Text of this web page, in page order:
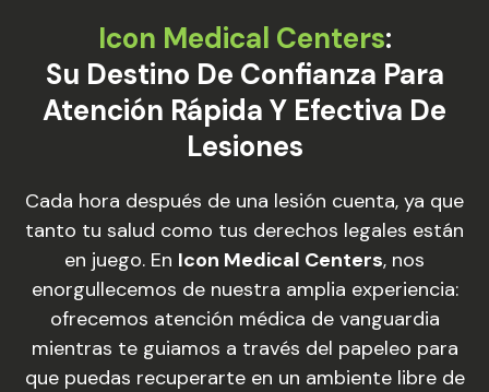
Icon Medical Centers:
Su Destino De Confianza Para
Atención Rápida Y Efectiva De
Lesiones
Cada hora después de una lesión cuenta, ya que
tanto tu salud como tus derechos legales están
en juego. En Icon Medical Centers, nos
enorgullecemos de nuestra amplia experiencia:
ofrecemos atención médica de vanguardia
mientras te guiamos a través del papeleo para
que puedas recuperarte en un ambiente libre de